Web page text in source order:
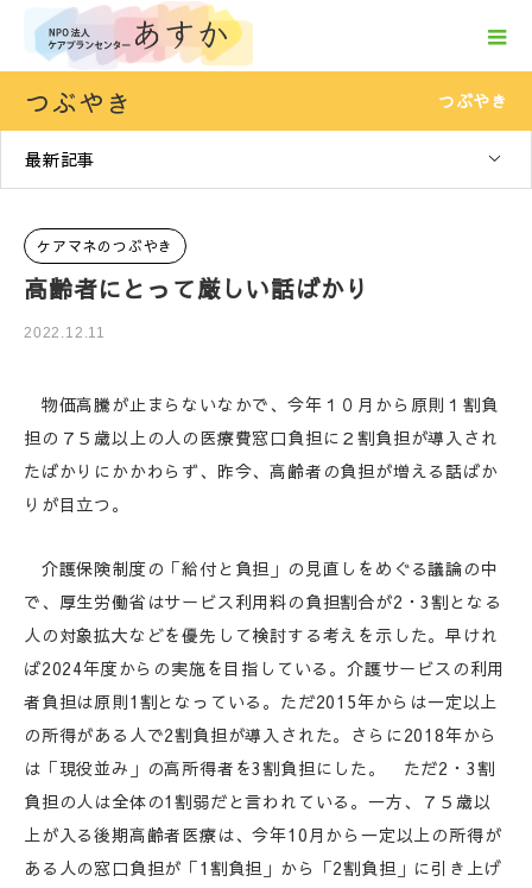
つぶやき つぶやき
最新記事
ケアマネのつぶやき
高齢者にとって厳しい話ばかり
2022.12.11
物価高騰が止まらないなかで、今年１０月から原則１割負
担の７５歳以上の人の医療費窓口負担に２割負担が導入され
たばかりにかかわらず、昨今、高齢者の負担が増える話ばか
りが目立つ。
介護保険制度の「給付と負担」の見直しをめぐる議論の中
で、厚生労働省はサービス利用料の負担割合が2・3割となる
人の対象拡大などを優先して検討する考えを示した。早けれ
ば2024年度からの実施を目指している。介護サービスの利用
者負担は原則1割となっている。ただ2015年からは一定以上
の所得がある人で2割負担が導入された。さらに2018年から
は「現役並み」の高所得者を3割負担にした。 ただ2・3割
負担の人は全体の1割弱だと言われている。一方、７５歳以
上が入る後期高齢者医療は、今年10月から一定以上の所得が
ある人の窓口負担が「1割負担」から「2割負担」に引き上げ